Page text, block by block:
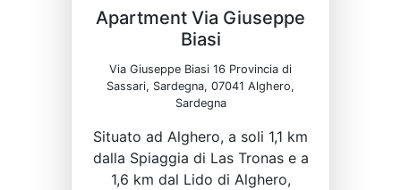
Apartment Via Giuseppe
Biasi
Via Giuseppe Biasi 16 Provincia di
Sassari, Sardegna, 07041 Alghero,
Sardegna
Situato ad Alghero, a soli 1,1 km
dalla Spiaggia di Las Tronas e a
1,6 km dal Lido di Alghero,